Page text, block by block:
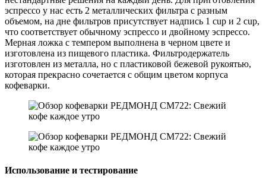
эспрессо у нас есть 2 металлических фильтра с разным
объемом, на дне фильтров присутствует надпись 1 cup и 2 cup,
что соответствует обычному эспрессо и двойному эспрессо.
Мерная ложка с темпером выполнена в черном цвете и
изготовлена из пищевого пластика. Фильтродержатель
изготовлен из металла, но с пластиковой бежевой рукоятью,
которая прекрасно сочетается с общим цветом корпуса
кофеварки.
Использование и тестирование